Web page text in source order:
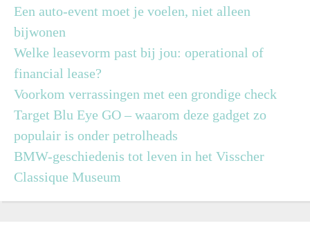
Een auto-event moet je voelen, niet alleen
bijwonen
Welke leasevorm past bij jou: operational of
financial lease?
Voorkom verrassingen met een grondige check
Target Blu Eye GO – waarom deze gadget zo
populair is onder petrolheads
BMW-geschiedenis tot leven in het Visscher
Classique Museum